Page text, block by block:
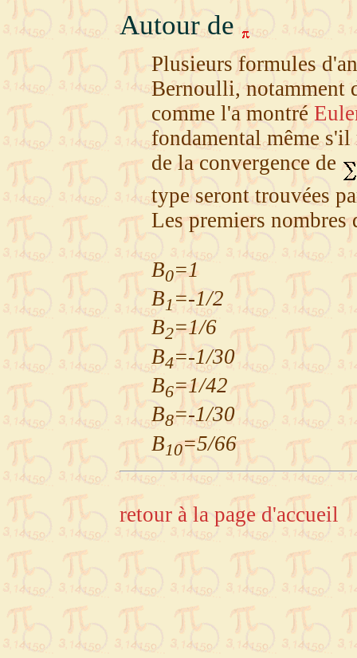
Autour de
Plusieurs formules
Bernoulli, notamment
comme l'a montré
fondamental même
de la convergence de
type seront trouvées
Les premiers
B0=1
B1=-1/2
B2=1/6
B4=-1/30
B6=1/42
B8=-1/30
B10=5/66
retour à la page d'accueil